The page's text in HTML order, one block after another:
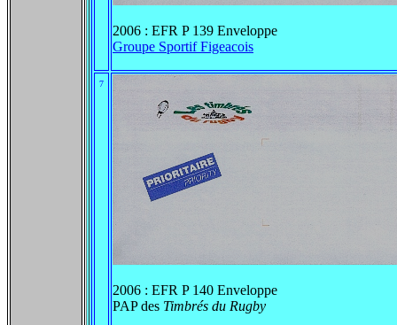
2006 : EFR P 139 Enveloppe
Groupe Sportif Figeacois
7
2006 : EFR P 140 Enveloppe
PAP des Timbrés du Rugby